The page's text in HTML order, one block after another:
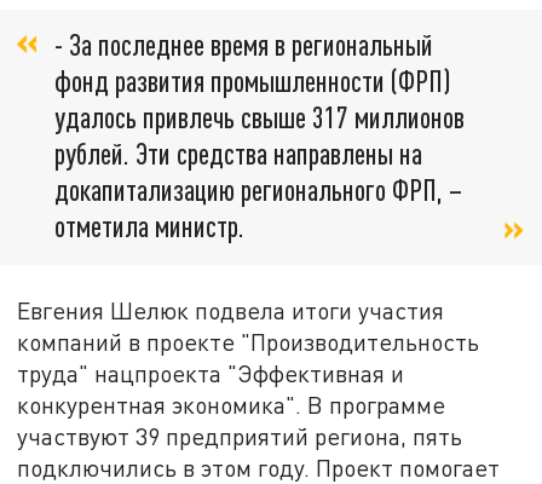
- За последнее время в региональный
фонд развития промышленности (ФРП)
удалось привлечь свыше 317 миллионов
рублей. Эти средства направлены на
докапитализацию регионального ФРП, –
отметила министр.
Евгения Шелюк подвела итоги участия
компаний в проекте "Производительность
труда" нацпроекта "Эффективная и
конкурентная экономика". В программе
участвуют 39 предприятий региона, пять
подключились в этом году. Проект помогает